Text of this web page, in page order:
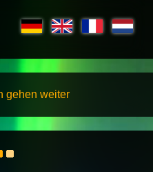
gehen weiter